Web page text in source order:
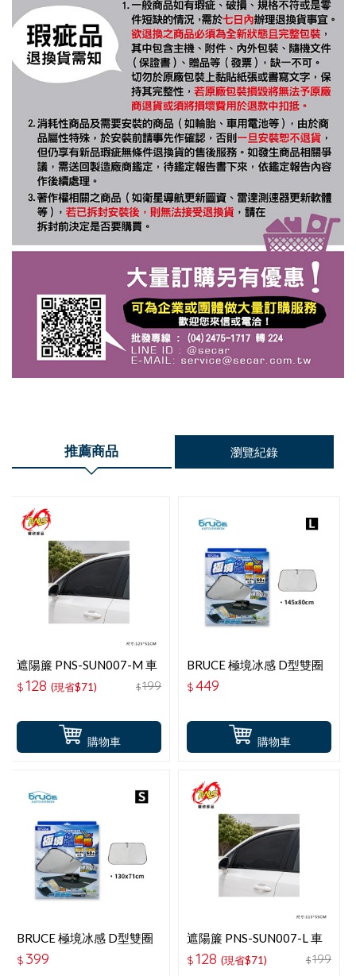
推薦商品 瀏覽紀錄
購物車
遮陽簾 PNS-SUN007-M 車
窗遮陽防蚊罩 M(轎車用)2
入
$128 (現省$71) $199
購物車
BRUCE 極境冰感 D型雙圈
遮陽L-145x80CM
$449
BRUCE 極境冰感 D型雙圈
遮陽S-130x71CM
$ 399
遮陽簾 PNS-SUN007-L 車
窗遮陽防蚊罩 L(RV車用)2
入
$128 (現省$71) $199